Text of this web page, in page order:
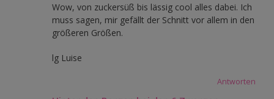
Wow, von zuckersüß bis lässig cool alles dabei. Ich
muss sagen, mir gefällt der Schnitt vor allem in den
größeren Größen.
lg Luise
Antworten